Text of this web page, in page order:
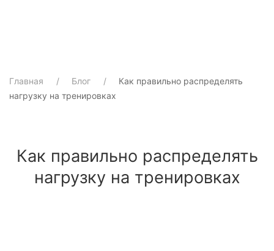
Главная Блог
Как правильно распределять
нагрузку на тренировках
Как правильно распределять
нагрузку на тренировках